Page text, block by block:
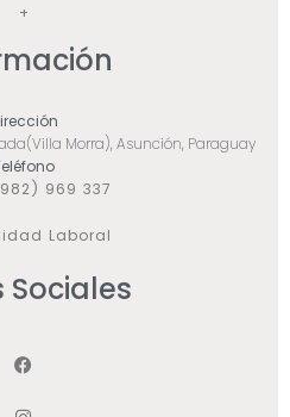
+
Morra), Asunción, Paraguay
969 337
Laboral
Sociales